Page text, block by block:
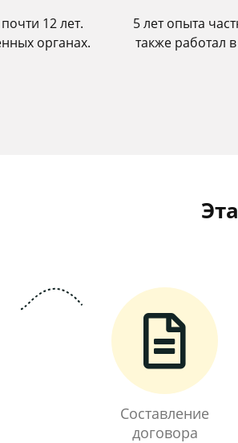
12 лет.
органах.
5 лет опыта
также работал
Составление
договора